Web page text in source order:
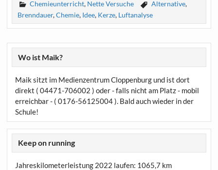
Chemieunterricht, Nette Versuche Alternative,
Brenndauer,Chemie, Idee, Kerze, Luftanalyse
Wo ist Maik?
Maik sitzt im Medienzentrum Cloppenburg und ist dort
direkt ( 04471-706002 ) oder - falls nicht am Platz - mobil
erreichbar - ( 0176-56125004 ). Bald auch wieder in der
Schule!
Keep on running
Jahreskilometerleistung 2022 laufen: 1065,7 km